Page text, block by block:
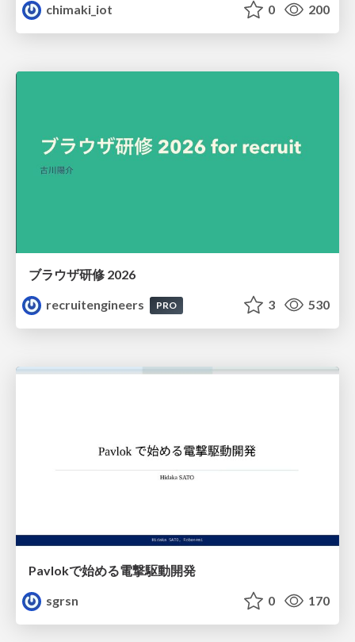
chimaki_iot
0 200
ブラウザ研修 2026
recruitengineers
PRO 3 530
Pavlokで始める電撃駆動開発
sgrsn
0 170